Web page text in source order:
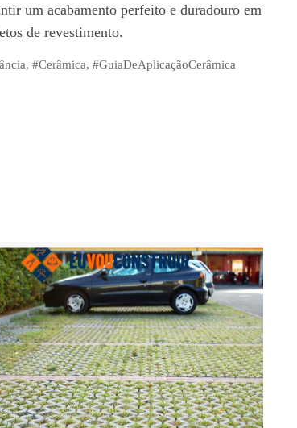
um acabamento perfeito e duradouro em
de revestimento.
,#Cerâmica,#GuiaDeAplicaçãoCerâmica